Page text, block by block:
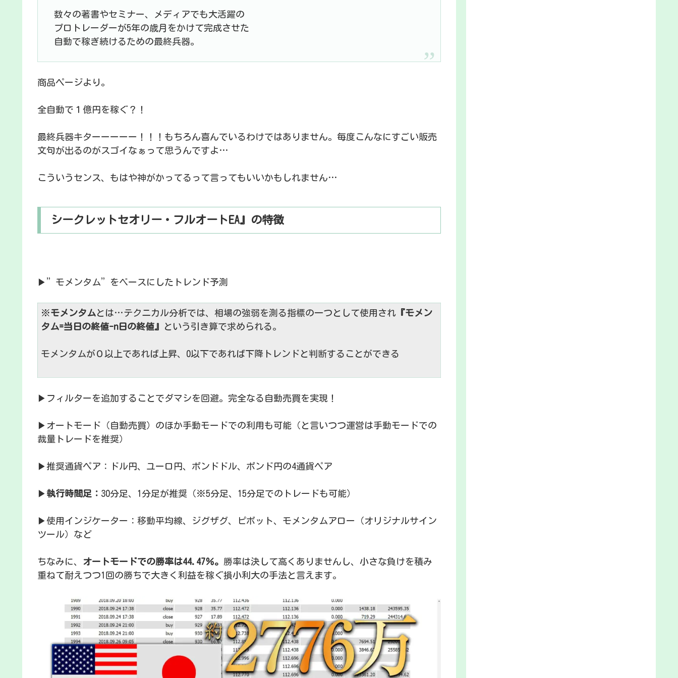
数々の著書やセミナー、メディアでも大活躍の
プロトレーダーが5年の歳月をかけて完成させた
自動で稼ぎ続けるための最終兵器。
商品ページより。
全自動で１億円を稼ぐ？！
最終兵器キターーーーー！！！もちろん喜んでいるわけではありません。毎度こんなにすごい販売
文句が出るのがスゴイなぁって思うんですよ…
こういうセンス、もはや神がかってるって言ってもいいかもしれません…
シークレットセオリー・フルオートEA』の特徴
▶︎”モメンタム”をベースにしたトレンド予測
※モメンタムとは…テクニカル分析では、相場の強弱を測る指標の一つとして使用され 『モメン
タム=当日の終値-n日の終値』
という引き算で求められる。
モメンタムが０以上であれば上昇、0以下であれば下降トレンドと判断することができる
▶︎フィルターを追加することでダマシを回避。完全なる自動売買を実現！
▶︎オートモード（自動売買）のほか手動モードでの利用も可能（と言いつつ運営は手動モードでの
裁量トレードを推奨）
▶︎推奨通貨ペア：ドル円、ユーロ円、ポンドドル、ポンド円の4通貨ペア
▶︎執行時間足： 30分足、1分足が推奨（※5分足、15分足でのトレードも可能）
▶︎使用インジケーター：移動平均線、ジグザグ、ピボット、モメンタムアロー（オリジナルサイン
ツール）など
ちなみに、 オートモードでの勝率は44.47％。 勝率は決して高くありませんし、小さな負けを積み
重ねて耐えつつ1回の勝ちで大きく利益を稼ぐ損小利大の手法と言えます。